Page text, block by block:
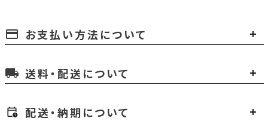
payment お支払い方法について
local_shipping 送料・配送について
配送・納期について